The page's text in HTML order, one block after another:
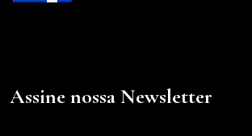
Assine nossa Newsletter